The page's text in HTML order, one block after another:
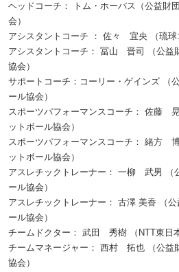
ヘッドコーチ： トム・ホーバス（公益財
会）
アシスタントコーチ ： 佐々 宜央 （琉球
アシスタントコーチ： 冨山 晋司 （公益
協会）
サポートコーチ：コーリー・ゲインズ （
ール協会）
スポーツパフォーマンスコーチ： 佐藤
ットボール協会）
スポーツパフォーマンスコーチ： 緒方
ットボール協会）
アスレチックトレーナー： 一柳 武男 （
ール協会）
アスレチックトレーナー： 古澤 美香 （
ール協会）
チームドクター： 武田 秀樹 （NTT東日
チームマネージャー： 西村 拓也 （公益
協会）